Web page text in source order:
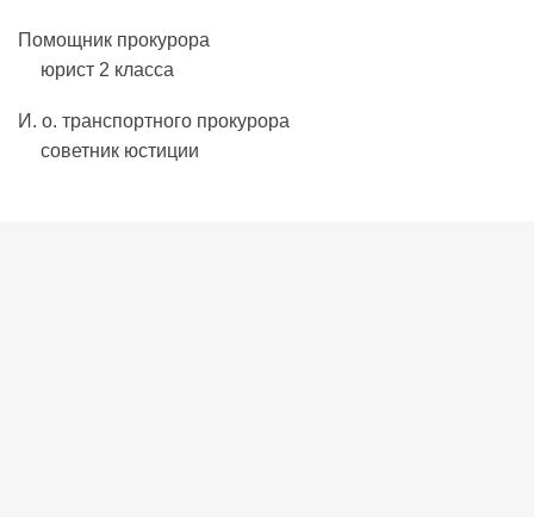
Помощник прокурора
юрист 2 класса
И. о. транспортного прокурора
советник юстиции В.В.